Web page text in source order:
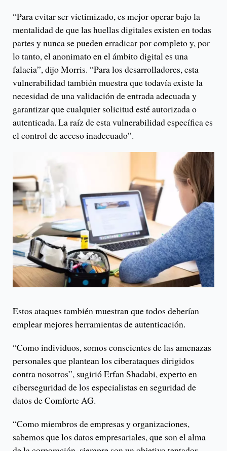
“Para evitar ser victimizado, es mejor operar bajo la
mentalidad de que las huellas digitales existen en todas
partes y nunca se pueden erradicar por completo y, por
lo tanto, el anonimato en el ámbito digital es una
falacia”, dijo Morris. “Para los desarrolladores, esta
vulnerabilidad también muestra que todavía existe la
necesidad de una validación de entrada adecuada y
garantizar que cualquier solicitud esté autorizada o
autenticada. La raíz de esta vulnerabilidad específica es
el control de acceso inadecuado”.
Estos ataques también muestran que todos deberían
emplear mejores herramientas de autenticación.
“Como individuos, somos conscientes de las amenazas
personales que plantean los ciberataques dirigidos
contra nosotros”, sugirió Erfan Shadabi, experto en
ciberseguridad de los especialistas en seguridad de
datos de Comforte AG.
“Como miembros de empresas y organizaciones,
sabemos que los datos empresariales, que son el alma